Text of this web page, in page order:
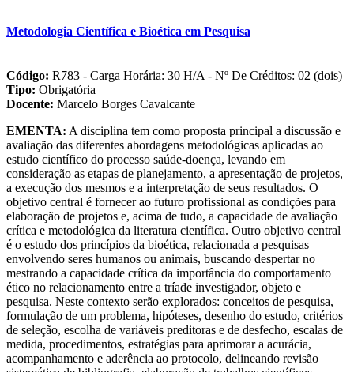
Metodologia Científica e Bioética em Pesquisa
Código: R783 - Carga Horária: 30 H/A - Nº De Créditos: 02 (dois)
Tipo: Obrigatória
Docente: Marcelo Borges Cavalcante
EMENTA: A disciplina tem como proposta principal a discussão e
avaliação das diferentes abordagens metodológicas aplicadas ao
estudo científico do processo saúde-doença, levando em
consideração as etapas de planejamento, a apresentação de projetos,
a execução dos mesmos e a interpretação de seus resultados. O
objetivo central é fornecer ao futuro profissional as condições para
elaboração de projetos e, acima de tudo, a capacidade de avaliação
crítica e metodológica da literatura científica. Outro objetivo central
é o estudo dos princípios da bioética, relacionada a pesquisas
envolvendo seres humanos ou animais, buscando despertar no
mestrando a capacidade crítica da importância do comportamento
ético no relacionamento entre a tríade investigador, objeto e
pesquisa. Neste contexto serão explorados: conceitos de pesquisa,
formulação de um problema, hipóteses, desenho do estudo, critérios
de seleção, escolha de variáveis preditoras e de desfecho, escalas de
medida, procedimentos, estratégias para aprimorar a acurácia,
acompanhamento e aderência ao protocolo, delineando revisão
sistemática de bibliografia, elaboração de trabalhos científicos,